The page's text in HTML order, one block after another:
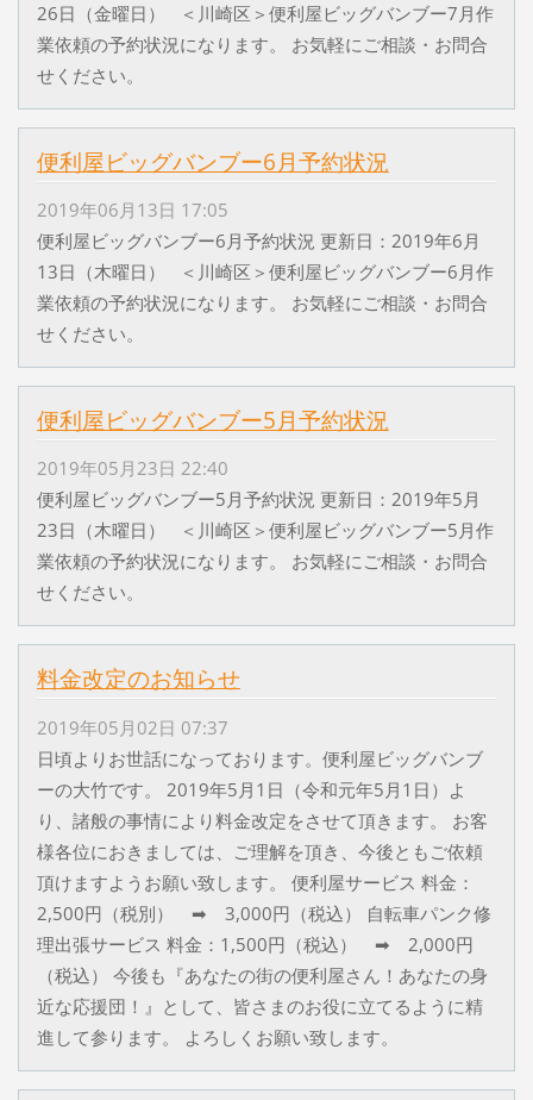
26日（金曜日） ＜川崎区＞便利屋ビッグバンブー7月作
業依頼の予約状況になります。 お気軽にご相談・お問合
せください。
便利屋ビッグバンブー6月予約状況
2019年06月13日 17:05
便利屋ビッグバンブー6月予約状況 更新日：2019年6月
13日（木曜日） ＜川崎区＞便利屋ビッグバンブー6月作
業依頼の予約状況になります。 お気軽にご相談・お問合
せください。
便利屋ビッグバンブー5月予約状況
2019年05月23日 22:40
便利屋ビッグバンブー5月予約状況 更新日：2019年5月
23日（木曜日） ＜川崎区＞便利屋ビッグバンブー5月作
業依頼の予約状況になります。 お気軽にご相談・お問合
せください。
料金改定のお知らせ
2019年05月02日 07:37
日頃よりお世話になっております。便利屋ビッグバンブ
ーの大竹です。 2019年5月1日（令和元年5月1日）よ
り、諸般の事情により料金改定をさせて頂きます。 お客
様各位におきましては、ご理解を頂き、今後ともご依頼
頂けますようお願い致します。 便利屋サービス 料金：
2,500円（税別） ➡ 3,000円（税込） 自転車パンク修
理出張サービス 料金：1,500円（税込） ➡ 2,000円
（税込） 今後も『あなたの街の便利屋さん！あなたの身
近な応援団！』として、皆さまのお役に立てるように精
進して参ります。 よろしくお願い致します。